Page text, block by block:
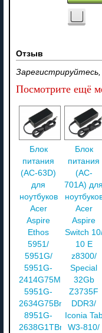
Отзыв
Посмотрите ещё
Блок
питания
(AC-63D)
для
ноутбуков
Acer
Aspire
Ethos
5951/
5951G/
5951G-
2414G75Mnkk/
5951G-
2634G75Bnkk/
8951G-
2638G1TBnkk/
Блок
питания
(AC-
701A) для
Acer
Aspire
Switch
10 E
z8300/
Special
32Gb
Z3735F
DDR3/
Iconia
W3-810/